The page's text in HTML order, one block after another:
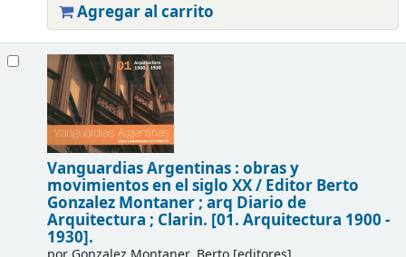
Agregar al carrito
Vanguardias Argentinas : obras y
movimientos en el siglo XX / Editor Berto
Gonzalez Montaner ; arq Diario de
Arquitectura ; Clarin. [01. Arquitectura 1900 -
1930].